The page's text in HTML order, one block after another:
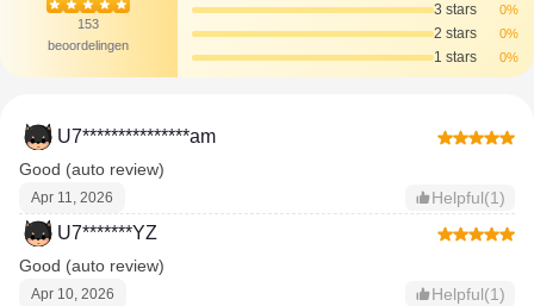
153
beoordelingen
3 stars 0%
2 stars 0%
1 stars 0%
U7***************am
Good (auto review)
Apr 11, 2026 Helpful(1)
U7*******YZ
Good (auto review)
Apr 10, 2026 Helpful(1)